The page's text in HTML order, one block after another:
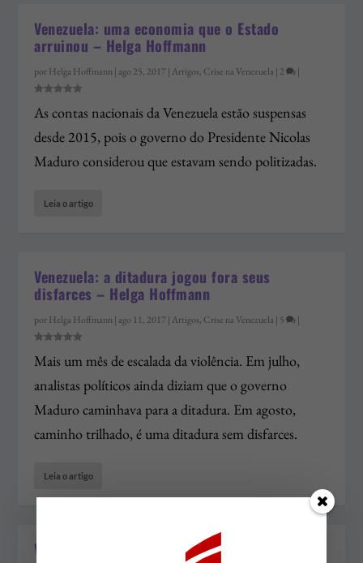
Venezuela: uma economia que o Estado
arruinou – Helga Hoffmann
porHelga Hoffmann| ago 25, 2017 | Artigos, Crise na Venezuela | 2 |
As contas nacionais da Venezuela estão suspensas
desde 2015, pois o governo do Presidente Nicolas
Maduro considerou que estavam sendo politizadas.
Leia o artigo
Venezuela: a ditadura jogou fora seus
disfarces – Helga Hoffmann
porHelga Hoffmann| ago 11, 2017 | Artigos, Crise na Venezuela | 5 |
Mais um mês de escalada da violência. Em julho,
analistas políticos ainda diziam que o governo
Maduro caminhava para a ditadura. Em agosto,
caminho trilhado, é uma ditadura sem disfarces.
Leia o artigo
Venezuela: O Estatismo Em Um Estado Falido